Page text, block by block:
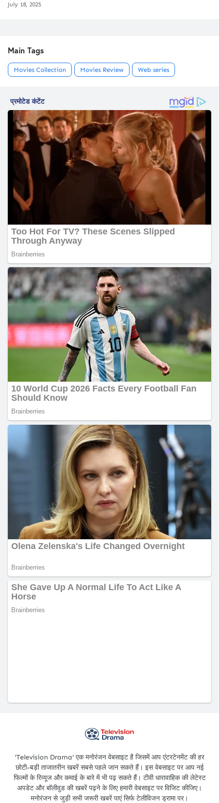
July 18, 2025
Main Tags
Movies Collection Movies Review Web series
'Television Drama' एक मनोरंजन वेबसाइट है जिसमें आप एंटरटेनमेंट की हर
छोटी-बड़ी ताजातरीन खबरें सबसे पहले जान सकते हैं। इस वेबसाइट पर आप नई
फिल्मों के रिव्यूज और कमाई के बारे में भी पढ़ सकते हैं। टीवी धारावाहिक की लेटेस्ट
अपडेट और बॉलीवुड की खबरें पढ़ने के लिए हमारी वेबसाइट पर विजिट कीजिए।
मनोरंजन से जुड़ी सभी जरूरी खबरें पाएं सिर्फ टेलीविजन ड्रामा पर।